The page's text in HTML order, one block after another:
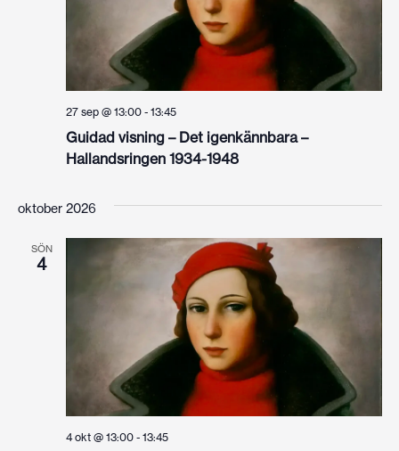
Guidad visning – Det igenkännbara –
Hallandsringen 1934-1948
27 sep @ 13:00- 13:45
oktober 2026
SÖN
4
4 okt @ 13:00- 13:45